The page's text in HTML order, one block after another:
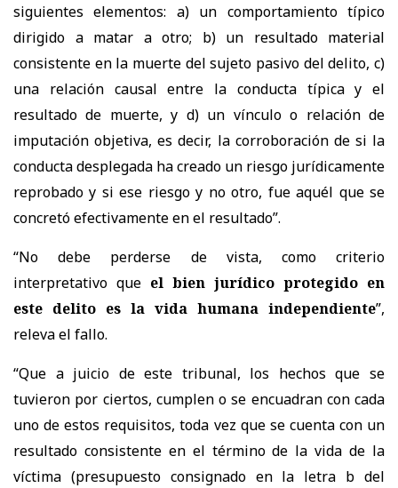
siguientes elementos: a) un comportamiento típico
dirigido a matar a otro; b) un resultado material
consistente en la muerte del sujeto pasivo del delito, c)
una relación causal entre la conducta típica y el
resultado de muerte, y d) un vínculo o relación de
imputación objetiva, es decir, la corroboración de si la
conducta desplegada ha creado un riesgo jurídicamente
reprobado y si ese riesgo y no otro, fue aquél que se
concretó efectivamente en el resultado”.
“No debe perderse de vista, como criterio
interpretativo que el bien jurídico protegido en
este delito es la vida humana independiente”,
releva el fallo.
“Que a juicio de este tribunal, los hechos que se
tuvieron por ciertos, cumplen o se encuadran con cada
uno de estos requisitos, toda vez que se cuenta con un
resultado consistente en el término de la vida de la
víctima (presupuesto consignado en la letra b del